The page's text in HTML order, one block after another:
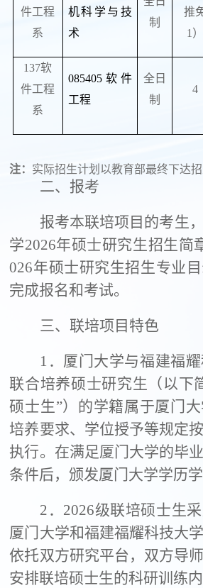
件工程
系
机科学与技
术
制
推
1 ）
137软
件工程
系
085405软件
工程
全日
制
4
注： 实际招生计划以教育部最终下达招
二、报考
报考本联培项目的考生
学2026年硕士研究生招生简
026年硕士研究生招生专业
完成报名和考试。
三、联培项目特色
1 ．厦门大学与福建福
联合培养硕士研究生（以下
硕士生”）的学籍属于厦门大
培养要求、学位授予等规定
执行。在满足厦门大学的毕
条件后，颁发厦门大学学历学
2 ． 2026级联培硕士生
厦门大学和福建福耀科技大
依托双方研究平台，双方导
安排联培硕士生的科研训练内